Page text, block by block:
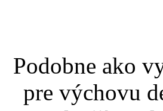
Podobne ako
pre výchovu